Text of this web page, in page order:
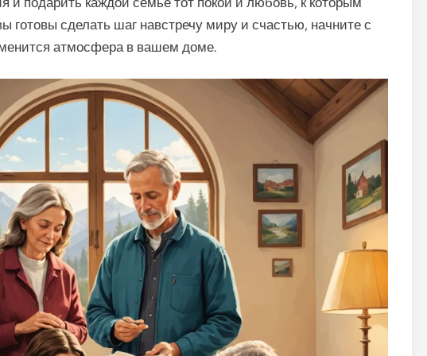
готовы сделать шаг навстречу миру и счастью, начните с
атмосфера в вашем доме.